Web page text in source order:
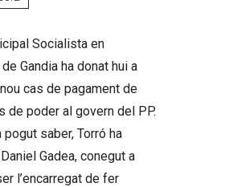
Socialista en
de Gandia ha donat hui a
cas de pagament de
de poder al govern del PP.
pogut saber, Torró ha
Gadea, conegut a
l’encarregat de fer